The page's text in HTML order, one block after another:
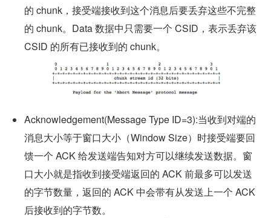
的 chunk，接受端接收到这个消息后要丢弃这些不完整
的 chunk。Data 数据中只需要一个 CSID，表示丢弃该
CSID 的所有已接收到的 chunk。
Acknowledgement(Message Type ID=3):当收到对端的
消息大小等于窗口大小（Window Size）时接受端要回
馈一个 ACK 给发送端告知对方可以继续发送数据。窗
口大小就是指收到接受端返回的 ACK 前最多可以发送
的字节数量，返回的 ACK 中会带有从发送上一个 ACK
后接收到的字节数。